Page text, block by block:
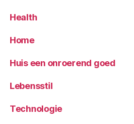
Health
Home
Huis een onroerend goed
Lebensstil
Technologie